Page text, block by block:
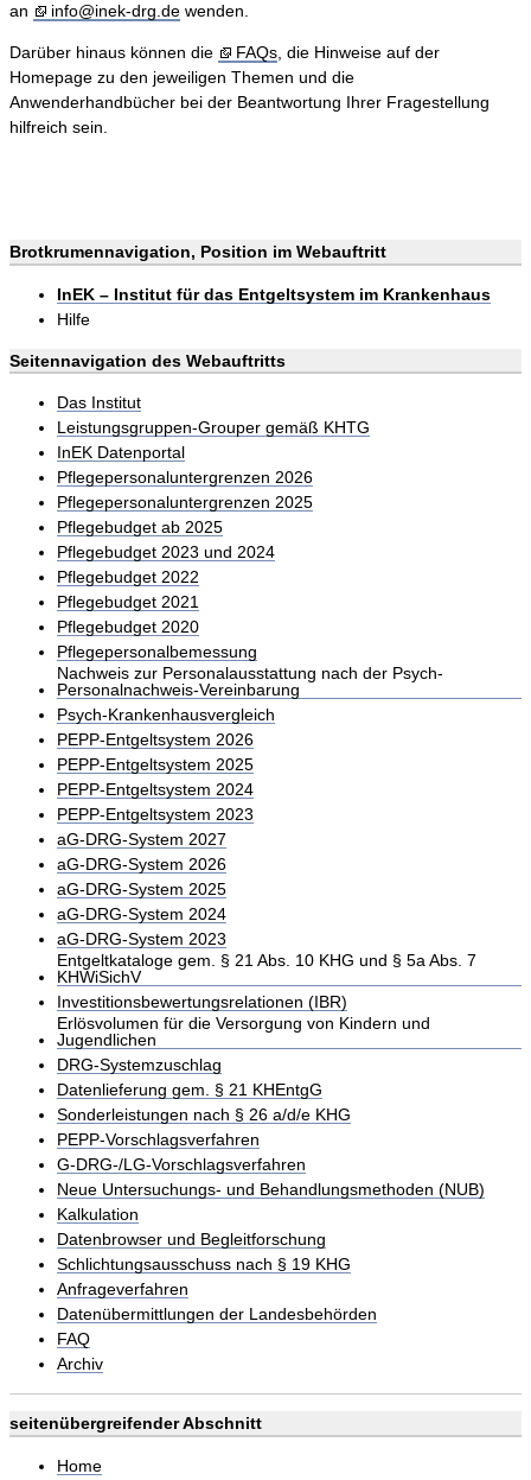
an
info@inek-drg.de wenden.
Darüber hinaus können die FAQs, die Hinweise auf der
Homepage zu den jeweiligen Themen und die
Anwenderhandbücher bei der Beantwortung Ihrer Fragestellung
hilfreich sein.
Brotkrumennavigation, Position im Webauftritt
InEK – Institut für das Entgeltsystem im Krankenhaus
Hilfe
Seitennavigation des Webauftritts
Das Institut
Leistungsgruppen-Grouper gemäß KHTG
InEK Datenportal
Pflegepersonaluntergrenzen 2026
Pflegepersonaluntergrenzen 2025
Pflegebudget ab 2025
Pflegebudget 2023 und 2024
Pflegebudget 2022
Pflegebudget 2021
Pflegebudget 2020
Pflegepersonalbemessung
Nachweis zur Personalausstattung nach der Psych-
Personalnachweis-Vereinbarung
Psych-Krankenhausvergleich
PEPP-Entgeltsystem 2026
PEPP-Entgeltsystem 2025
PEPP-Entgeltsystem 2024
PEPP-Entgeltsystem 2023
aG-DRG-System 2027
aG-DRG-System 2026
aG-DRG-System 2025
aG-DRG-System 2024
aG-DRG-System 2023
Entgeltkataloge gem. § 21 Abs. 10 KHG und § 5a Abs. 7
KHWiSichV
Investitionsbewertungsrelationen (IBR)
Erlösvolumen für die Versorgung von Kindern und
Jugendlichen
DRG-Systemzuschlag
Datenlieferung gem. § 21 KHEntgG
Sonderleistungen nach § 26 a/d/e KHG
PEPP-Vorschlagsverfahren
G-DRG-/LG-Vorschlagsverfahren
Neue Untersuchungs- und Behandlungsmethoden (NUB)
Kalkulation
Datenbrowser und Begleitforschung
Schlichtungsausschuss nach § 19 KHG
Anfrageverfahren
Datenübermittlungen der Landesbehörden
FAQ
Archiv
seitenübergreifender Abschnitt
Home